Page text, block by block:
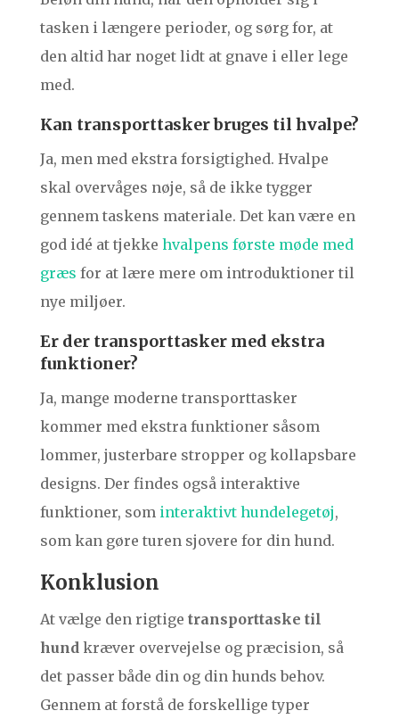
tasken i længere perioder, og sørg for, at
den altid har noget lidt at gnave i eller lege
med.
Kan transporttasker bruges til hvalpe?
Ja, men med ekstra forsigtighed. Hvalpe
skal overvåges nøje, så de ikke tygger
gennem taskens materiale. Det kan være en
god idé at tjekke hvalpens første møde med
græs for at lære mere om introduktioner til
nye miljøer.
Er der transporttasker med ekstra
funktioner?
Ja, mange moderne transporttasker
kommer med ekstra funktioner såsom
lommer, justerbare stropper og kollapsbare
designs. Der findes også interaktive
funktioner, som interaktivt hundelegetøj,
som kan gøre turen sjovere for din hund.
Konklusion
At vælge den rigtige transporttaske til
hundkræver overvejelse og præcision, så
det passer både din og din hunds behov.
Gennem at forstå de forskellige typer